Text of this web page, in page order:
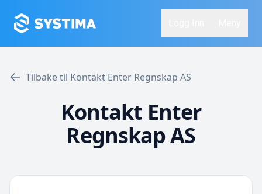
Tilbake til Kontakt Enter Regnskap AS
Kontakt Enter
Regnskap AS